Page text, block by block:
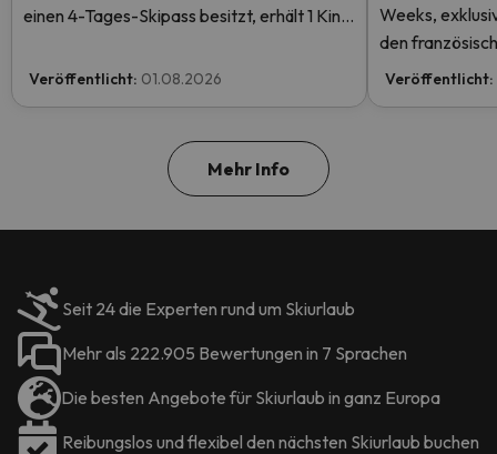
einen 4-Tages-Skipass besitzt, erhält 1 Kind
mehr.
Veröffentlicht: 01.08.2026
Weeks,
den
Rabatten
Veröffentlicht:
Mehr Info
Seit 24 die Experten rund um Skiurlaub
Mehr als 222.905 Bewertungen in 7 Sprachen
Die besten Angebote für Skiurlaub in ganz Europa
Reibungslos und flexibel den nächsten Skiurlaub buchen